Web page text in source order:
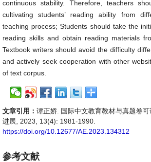
continuous stability. Therefore, teachers
cultivating students’ reading ability from
teaching process; Students should take the
reading skills and obtain reading materials
Textbook writers should avoid the difficulty
and actively seek cooperation with other
of text corpus.
文章引用： 谭正娇. 国际中文教育教材与真题卷
进展, 2023, 13(4): 1981-1990.
https://doi.org/10.12677/AE.2023.134312
参考文献